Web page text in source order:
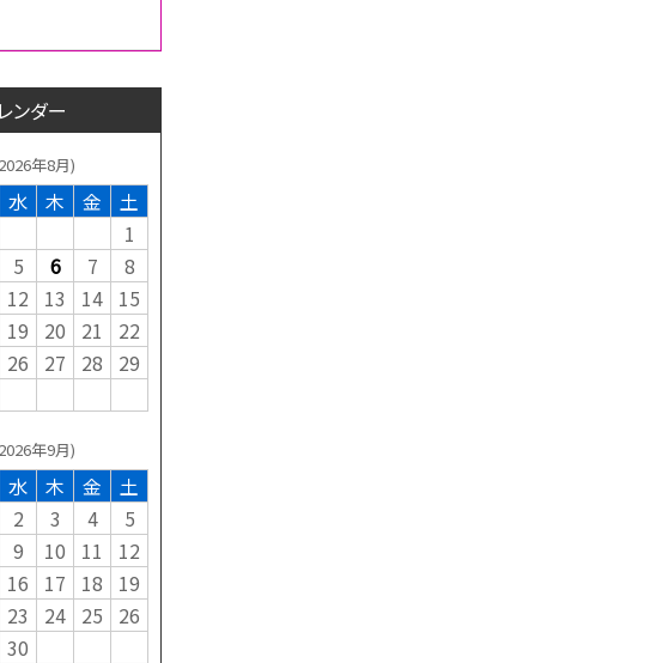
ンダー
年8月)
水 木 金
土
1
5 6 7
8
12 13 14 15
19 20 21
22
26 27 28
29
年9月)
水 木 金
土
2 3 4
5
9 10 11
12
16 17 18
19
23 24 25
26
30